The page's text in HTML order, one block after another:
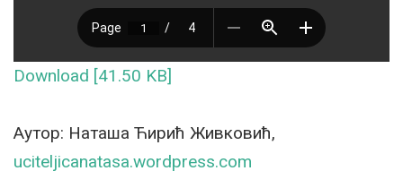
Download [41.50 KB]
Аутор: Наташа Ћирић Живковић,
uciteljicanatasa.wordpress.com